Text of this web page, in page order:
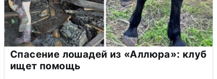
Спасение лошадей из «Аллюра»: клуб
ищет помощь